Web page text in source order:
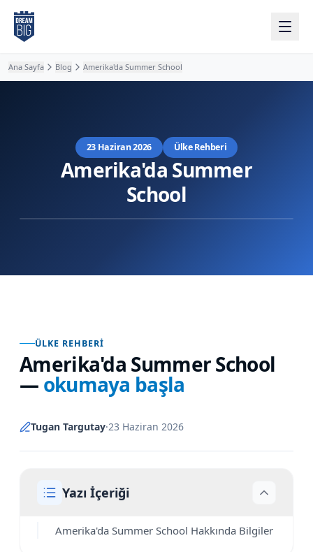
Ana içeriğe atla
Ana Sayfa Blog Amerika'da Summer School
23 Haziran 2026 Ülke Rehberi
Amerika'da Summer
School
ÜLKE REHBERI
Amerika'da Summer School
— okumaya başla
Tugan Targutay·23 Haziran 2026
Yazı İçeriği
Amerika'da Summer School Hakkında Bilgiler